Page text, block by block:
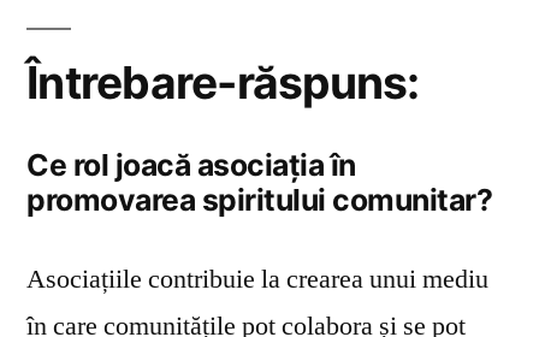
Întrebare-răspuns:
Ce rol joacă asociația în
promovarea spiritului comunitar?
Asociațiile contribuie la crearea unui mediu
în care comunitățile pot colabora și se pot